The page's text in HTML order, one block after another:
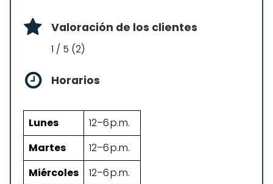
Valoración de los clientes
1 / 5 (2)
Horarios
Lunes
12–6 p.m.
Martes
12–6 p.m.
Miércoles
12–6 p.m.